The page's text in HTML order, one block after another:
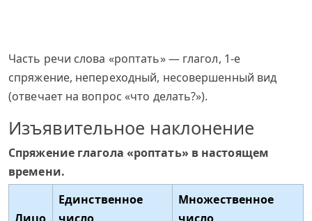
Часть речи слова «роптать» — глагол, 1-е
спряжение, непереходный, несовершенный вид
(отвечает на вопрос «что делать?»).
Изъявительное наклонение
Спряжение глагола «роптать» в настоящем
времени.
Единственное
Множественное